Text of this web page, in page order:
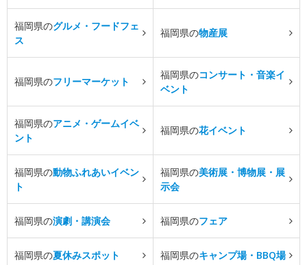
福岡県のグルメ・フードフェ
ス
福岡県の物産展
福岡県のフリーマーケット
福岡県のコンサート・音楽イ
ベント
福岡県のアニメ・ゲームイベ
ント
福岡県の花イベント
福岡県の動物ふれあいイベン
ト
福岡県の美術展・博物展・展
示会
福岡県の演劇・講演会 福岡県のフェア
福岡県の夏休みスポット 福岡県のキャンプ場・BBQ場